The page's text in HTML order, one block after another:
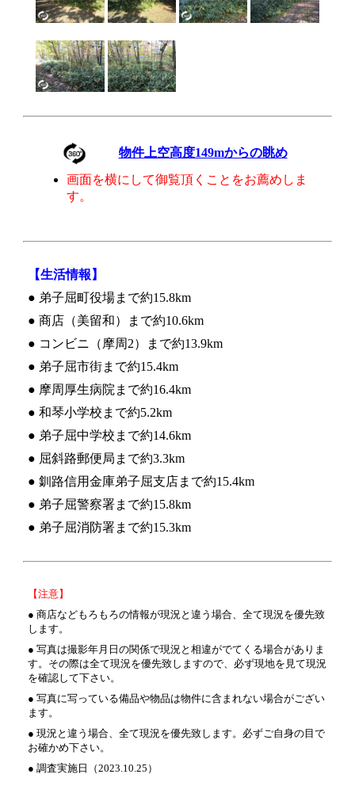
物件上空高度149mからの眺め
画面を横にして御覧頂くことをお薦めしま
す。
【生活情報】
● 弟子屈町役場まで約15.8km
● 商店（美留和）まで約10.6km
● コンビニ（摩周2）まで約13.9km
● 弟子屈市街まで約15.4km
● 摩周厚生病院まで約16.4km
● 和琴小学校まで約5.2km
● 弟子屈中学校まで約14.6km
● 屈斜路郵便局まで約3.3km
● 釧路信用金庫弟子屈支店まで約15.4km
● 弟子屈警察署まで約15.8km
● 弟子屈消防署まで約15.3km
【注意】
● 商店などもろもろの情報が現況と違う場合、全て現況を優先致
します。
● 写真は撮影年月日の関係で現況と相違がでてくる場合がありま
す。その際は全て現況を優先致しますので、必ず現地を見て現況
を確認して下さい。
● 写真に写っている備品や物品は物件に含まれない場合がござい
ます。
● 現況と違う場合、全て現況を優先致します。必ずご自身の目で
お確かめ下さい。
● 調査実施日（2023.10.25）